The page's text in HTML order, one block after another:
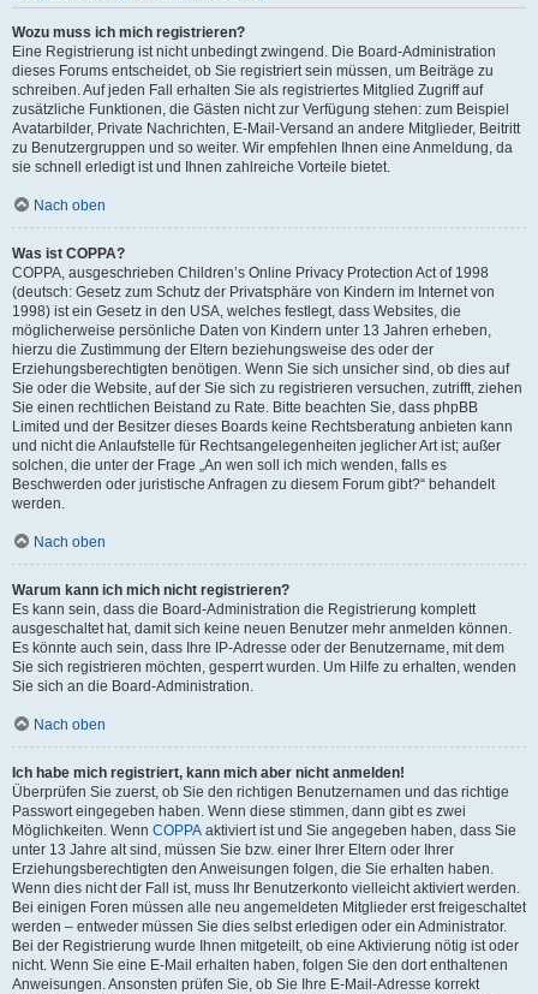
Wozu muss ich mich registrieren?
Eine Registrierung ist nicht unbedingt zwingend. Die Board-Administration
dieses Forums entscheidet, ob Sie registriert sein müssen, um Beiträge zu
schreiben. Auf jeden Fall erhalten Sie als registriertes Mitglied Zugriff auf
zusätzliche Funktionen, die Gästen nicht zur Verfügung stehen: zum Beispiel
Avatarbilder, Private Nachrichten, E-Mail-Versand an andere Mitglieder, Beitritt
zu Benutzergruppen und so weiter. Wir empfehlen Ihnen eine Anmeldung, da
sie schnell erledigt ist und Ihnen zahlreiche Vorteile bietet.
Nach oben
Was ist COPPA?
COPPA, ausgeschrieben Children’s Online Privacy Protection Act of 1998
(deutsch: Gesetz zum Schutz der Privatsphäre von Kindern im Internet von
1998) ist ein Gesetz in den USA, welches festlegt, dass Websites, die
möglicherweise persönliche Daten von Kindern unter 13 Jahren erheben,
hierzu die Zustimmung der Eltern beziehungsweise des oder der
Erziehungsberechtigten benötigen. Wenn Sie sich unsicher sind, ob dies auf
Sie oder die Website, auf der Sie sich zu registrieren versuchen, zutrifft, ziehen
Sie einen rechtlichen Beistand zu Rate. Bitte beachten Sie, dass phpBB
Limited und der Besitzer dieses Boards keine Rechtsberatung anbieten kann
und nicht die Anlaufstelle für Rechtsangelegenheiten jeglicher Art ist; außer
solchen, die unter der Frage „An wen soll ich mich wenden, falls es
Beschwerden oder juristische Anfragen zu diesem Forum gibt?“ behandelt
werden.
Nach oben
Warum kann ich mich nicht registrieren?
Es kann sein, dass die Board-Administration die Registrierung komplett
ausgeschaltet hat, damit sich keine neuen Benutzer mehr anmelden können.
Es könnte auch sein, dass Ihre IP-Adresse oder der Benutzername, mit dem
Sie sich registrieren möchten, gesperrt wurden. Um Hilfe zu erhalten, wenden
Sie sich an die Board-Administration.
Nach oben
Ich habe mich registriert, kann mich aber nicht anmelden!
Überprüfen Sie zuerst, ob Sie den richtigen Benutzernamen und das richtige
Passwort eingegeben haben. Wenn diese stimmen, dann gibt es zwei
Möglichkeiten. Wenn COPPA aktiviert ist und Sie angegeben haben, dass Sie
unter 13 Jahre alt sind, müssen Sie bzw. einer Ihrer Eltern oder Ihrer
Erziehungsberechtigten den Anweisungen folgen, die Sie erhalten haben.
Wenn dies nicht der Fall ist, muss Ihr Benutzerkonto vielleicht aktiviert werden.
Bei einigen Foren müssen alle neu angemeldeten Mitglieder erst freigeschaltet
werden – entweder müssen Sie dies selbst erledigen oder ein Administrator.
Bei der Registrierung wurde Ihnen mitgeteilt, ob eine Aktivierung nötig ist oder
nicht. Wenn Sie eine E-Mail erhalten haben, folgen Sie den dort enthaltenen
Anweisungen. Ansonsten prüfen Sie, ob Sie Ihre E-Mail-Adresse korrekt